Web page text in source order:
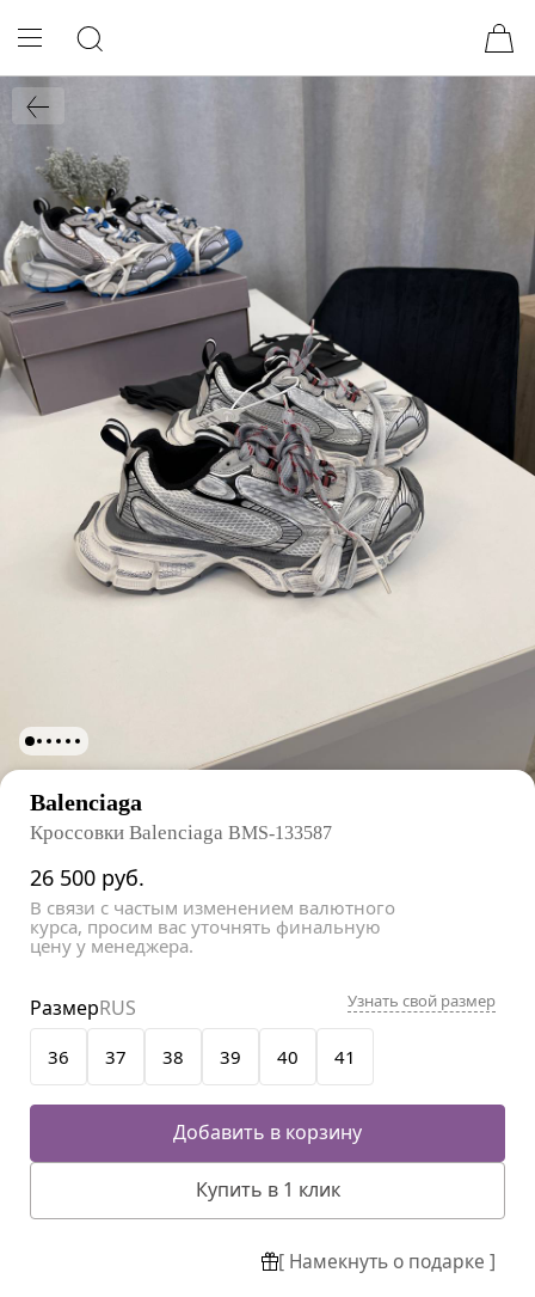
Balenciaga
Кроссовки Balenciaga BMS-133587
26 500 руб.
В связи с частым изменением валютного
курса, просим вас уточнять финальную
цену у менеджера.
36 37 38 39 40 41
РазмерRUS Узнать свой размер
Добавить в корзину
Купить в 1 клик
[ Намекнуть о подарке ]